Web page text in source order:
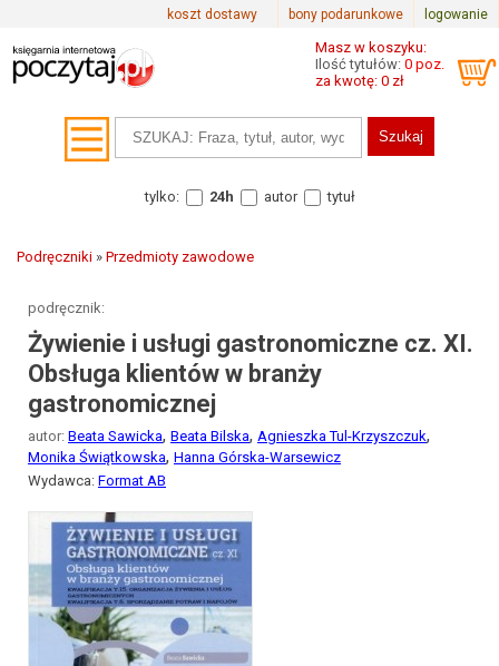
logowanie
bony podarunkowe
koszt dostawy
Masz w koszyku:
Ilość tytułów: 0 poz.
za kwotę: 0 zł
tylko: 24h autor tytuł
Podręczniki » Przedmioty zawodowe
podręcznik:
Żywienie i usługi gastronomiczne cz. XI.
Obsługa klientów w branży
gastronomicznej
autor: Beata Sawicka, Beata Bilska, Agnieszka Tul-Krzyszczuk,
Monika Świątkowska, Hanna Górska-Warsewicz
Wydawca: Format AB